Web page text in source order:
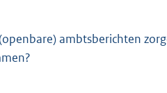
ambtsberichten